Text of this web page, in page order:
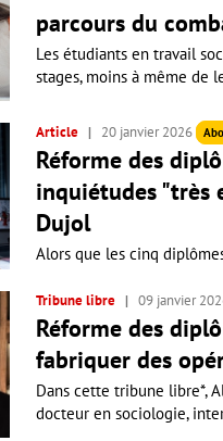
parcours du
Les étudiants en travail
stages, moins à même de
Article 20 janvier 2026
Réforme des
inquiétudes "très
Dujol
Alors que les cinq
Tribune libre 09 janvier
Réforme des
fabriquer des
Dans cette tribune libre*,
docteur en sociologie,